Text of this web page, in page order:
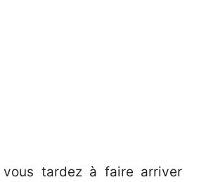
vous tardez à faire arriver